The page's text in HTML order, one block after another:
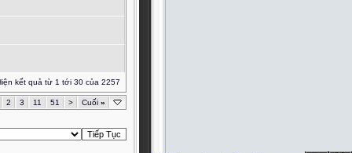
kết quả từ 1 tới 30 của 2257
2 3 11 51 > Cuối »